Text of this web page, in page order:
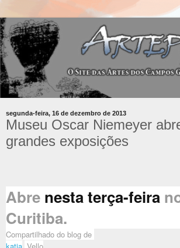
segunda-feira, 16 de dezembro de 2013
Museu Oscar Niemeyer
grandes exposições
Abre nesta terça-feira
Curitiba.
Compartilhado do blog de